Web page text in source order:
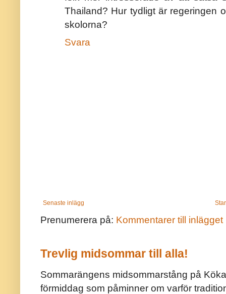
Thailand? Hur tydligt är regeringen
skolorna?
Svara
Senaste inlägg
Prenumerera på: Kommentarer till inlägget
Trevlig midsommar till alla!
Sommarängens midsommarstång på
förmiddag som påminner om varför